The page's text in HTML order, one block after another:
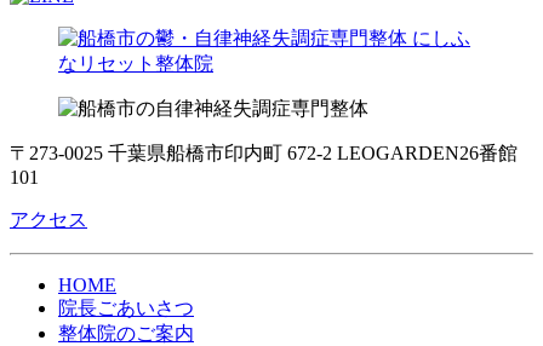
〒273-0025 千葉県船橋市印内町 672-2 LEOGARDEN26番館
101
アクセス
HOME
院長ごあいさつ
整体院のご案内